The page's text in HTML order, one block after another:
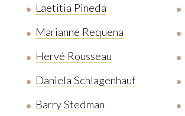
Laetitia Pineda
Marianne Requena
Hervé Rousseau
Daniela Schlagenhauf
Barry Stedman